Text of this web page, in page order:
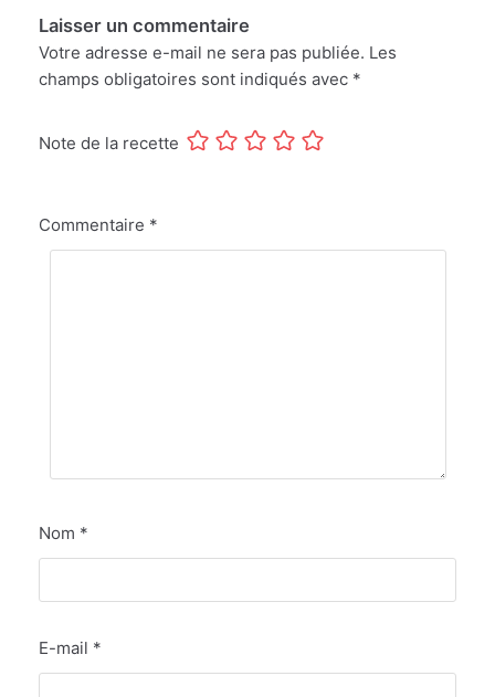
Laisser un commentaire
Votre adresse e-mail ne sera pas publiée. Les
champs obligatoires sont indiqués avec *
Note de la recette
Commentaire *
Nom *
E-mail *